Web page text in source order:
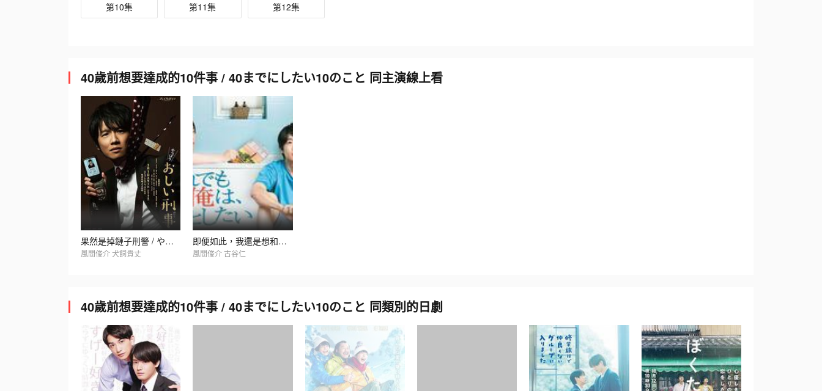
第10集 第11集 第12集
40歲前想要達成的10件事 / 40までにしたい10のこと 同主演線上看
果然是掉鏈子刑警 / やっぱりおしい刑事
風間俊介 犬飼貴丈
即便如此，我還是想和妻子做 / それでも俺は、妻としたい
風間俊介 古谷仁
40歲前想要達成的10件事 / 40までにしたい10のこと 同類別的日劇